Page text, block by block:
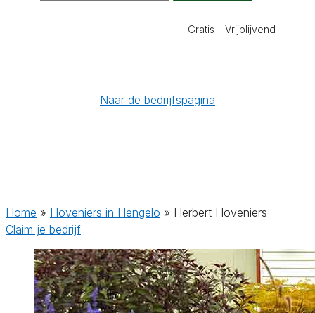
Gratis – Vrijblijvend
Naar de bedrijfspagina
Home » Hoveniers in Hengelo » Herbert Hoveniers
Claim je bedrijf